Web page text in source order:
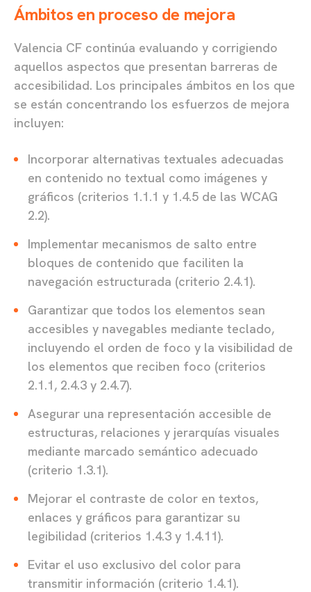
Ámbitos en proceso de mejora
Valencia CF continúa evaluando y corrigiendo
aquellos aspectos que presentan barreras de
accesibilidad. Los principales ámbitos en los que
se están concentrando los esfuerzos de mejora
incluyen:
Incorporar alternativas textuales adecuadas
en contenido no textual como imágenes y
gráficos (criterios 1.1.1 y 1.4.5 de las WCAG
2.2).
Implementar mecanismos de salto entre
bloques de contenido que faciliten la
navegación estructurada (criterio 2.4.1).
Garantizar que todos los elementos sean
accesibles y navegables mediante teclado,
incluyendo el orden de foco y la visibilidad de
los elementos que reciben foco (criterios
2.1.1, 2.4.3 y 2.4.7).
Asegurar una representación accesible de
estructuras, relaciones y jerarquías visuales
mediante marcado semántico adecuado
(criterio 1.3.1).
Mejorar el contraste de color en textos,
enlaces y gráficos para garantizar su
legibilidad (criterios 1.4.3 y 1.4.11).
Evitar el uso exclusivo del color para
transmitir información (criterio 1.4.1).